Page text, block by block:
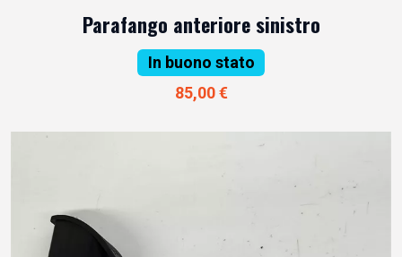
Parafango anteriore sinistro
In buono stato
85,00 €